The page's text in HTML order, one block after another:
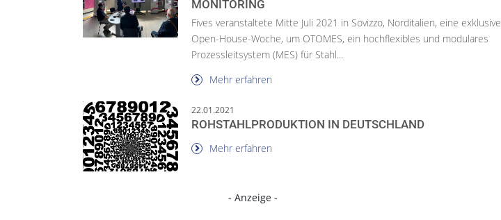
MONITORING
Fives veranstaltete Mitte Juli 2021 in Sovizzo, Norditalien, eine exklusive
Open-House-Woche, um OTOMES, ein hochflexibles und modulares
Prozessleitsystem (MES) für Stahl...
Mehr erfahren
22.01.2021
ROHSTAHLPRODUKTION IN DEUTSCHLAND
Mehr erfahren
- Anzeige -